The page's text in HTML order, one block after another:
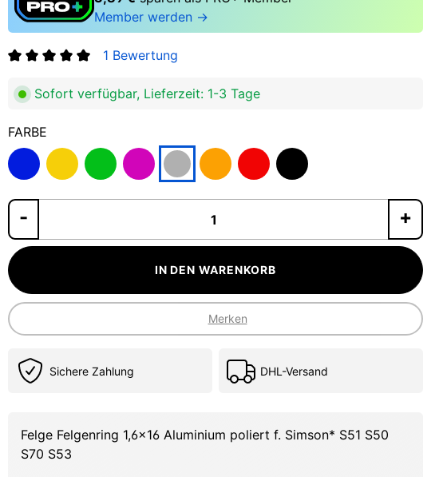
Member werden →
1 Bewertung
Sofort verfügbar, Lieferzeit: 1-3 Tage
FARBE
IN DEN WARENKORB
Merken
Sichere Zahlung DHL-Versand
Felge Felgenring 1,6x16 Aluminium poliert f. Simson* S51 S50
S70 S53